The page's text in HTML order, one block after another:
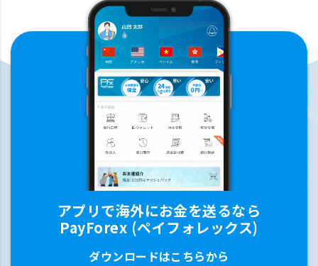
アプリで海外にお金を送るなら
PayForex (ペイフォレックス)
ダウンロードはこちらから